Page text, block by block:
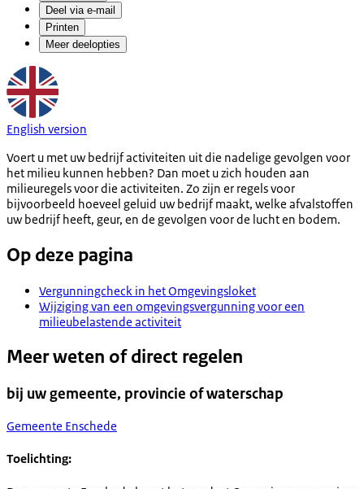
Deel via e-mail
Printen
Meer deelopties
English version
Voert u met uw bedrijf activiteiten uit die nadelige gevolgen voor
het milieu kunnen hebben? Dan moet u zich houden aan
milieuregels voor die activiteiten. Zo zijn er regels voor
bijvoorbeeld hoeveel geluid uw bedrijf maakt, welke afvalstoffen
uw bedrijf heeft, geur, en de gevolgen voor de lucht en bodem.
Op deze pagina
Vergunningcheck in het Omgevingsloket
Wijziging van een omgevingsvergunning voor een
milieubelastende activiteit
Meer weten of direct regelen
bij uw gemeente, provincie of waterschap
Gemeente Enschede
Toelichting: